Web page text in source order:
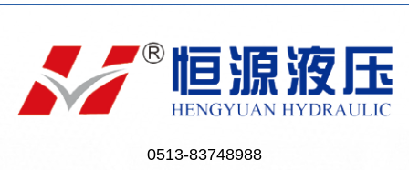
0513-83748988